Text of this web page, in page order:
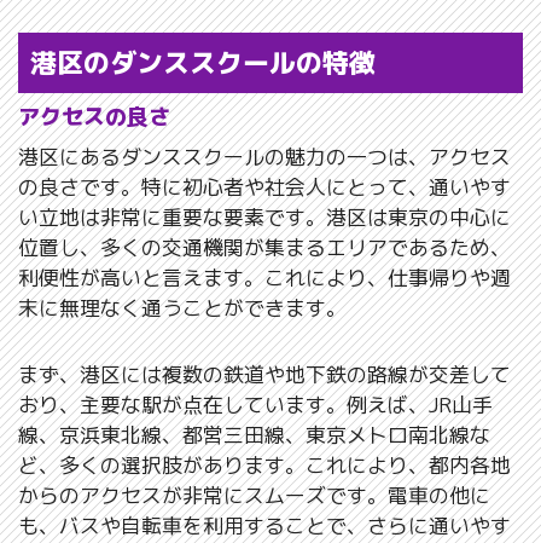
港区のダンススクールの特徴
アクセスの良さ
港区にあるダンススクールの魅力の一つは、アクセス
の良さです。特に初心者や社会人にとって、通いやす
い立地は非常に重要な要素です。港区は東京の中心に
位置し、多くの交通機関が集まるエリアであるため、
利便性が高いと言えます。これにより、仕事帰りや週
末に無理なく通うことができます。
まず、港区には複数の鉄道や地下鉄の路線が交差して
おり、主要な駅が点在しています。例えば、JR山手
線、京浜東北線、都営三田線、東京メトロ南北線な
ど、多くの選択肢があります。これにより、都内各地
からのアクセスが非常にスムーズです。電車の他に
も、バスや自転車を利用することで、さらに通いやす